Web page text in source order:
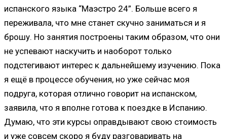
испанского языка “Маэстро 24”. Больше всего я
переживала, что мне станет скучно заниматься и я
брошу. Но занятия построены таким образом, что они
не успевают наскучить и наоборот только
подстегивают интерес к дальнейшему изучению. Пока
я ещё в процессе обучения, но уже сейчас моя
подруга, которая отлично говорит на испанском,
заявила, что я вполне готова к поездке в Испанию.
Думаю, что эти курсы оправдывают свою стоимость
и уже совсем скоро я буду разговаривать на